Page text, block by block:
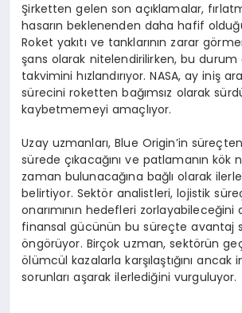
Şirketten gelen son açıklamalar,
hasarın beklenenden daha hafif
Roket yakıtı ve tanklarının zarar
şans olarak nitelendirilirken, bu durum
takvimini hızlandırıyor. NASA, ay iniş
sürecini roketten bağımsız olarak
kaybetmemeyi amaçlıyor.
Uzay uzmanları, Blue Origin’in
sürede çıkacağını ve patlamanın kök
zaman bulunacağına bağlı olarak
belirtiyor. Sektör analistleri, lojistik
onarımının hedefleri zorlayabileceğini
finansal gücünün bu süreçte avantaj
öngörüyor. Birçok uzman, sektörün
ölümcül kazalarla karşılaştığını ancak
sorunları aşarak ilerlediğini vurguluyor.